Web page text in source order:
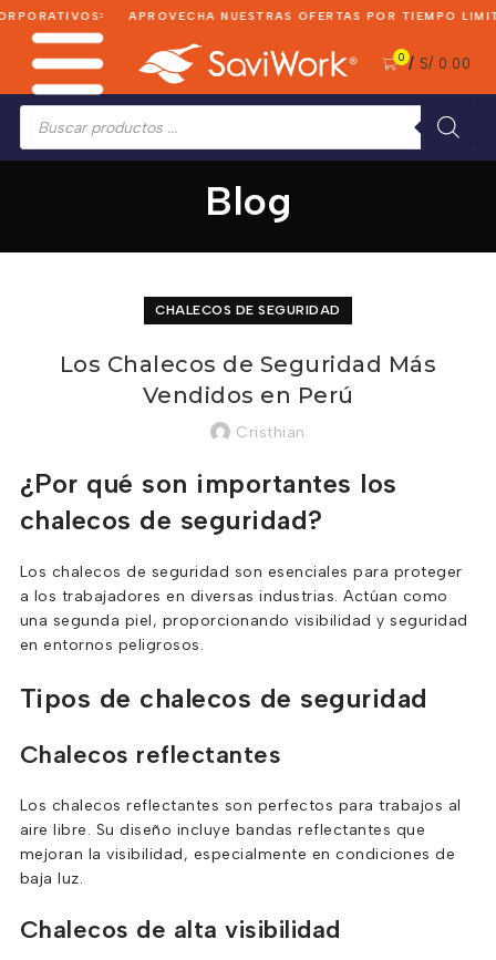
APROVECHA NUESTRAS OFERTAS POR TIEMPO
0 / S/ 0.00
Búsqueda
productos
Blog
CHALECOS DE SEGURIDAD
Los Chalecos de Seguridad Más
Vendidos en Perú
Cristhian
¿Por qué son importantes los
chalecos de seguridad?
Los chalecos de seguridad son esenciales para proteger
a los trabajadores en diversas industrias. Actúan como
una segunda piel, proporcionando visibilidad y seguridad
en entornos peligrosos.
Tipos de chalecos de seguridad
Chalecos reflectantes
Los chalecos reflectantes son perfectos para trabajos al
aire libre. Su diseño incluye bandas reflectantes que
mejoran la visibilidad, especialmente en condiciones de
baja luz.
Chalecos de alta visibilidad